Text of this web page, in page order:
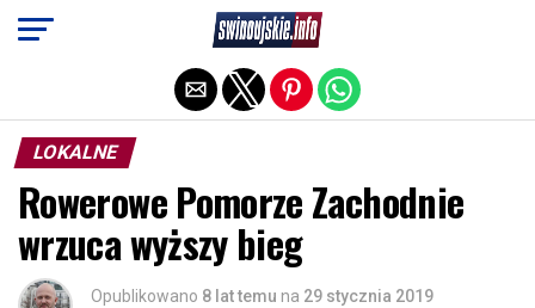
LOKALNE
Rowerowe Pomorze Zachodnie
wrzuca wyższy bieg
Opublikowano 8 lat temu na 29 stycznia 2019
Exit mobile version